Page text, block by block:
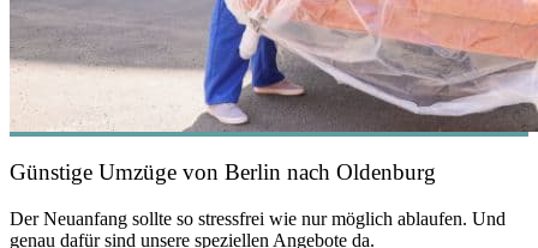
Günstige Umzüge von Berlin nach Oldenburg
Der Neuanfang sollte so stressfrei wie nur möglich ablaufen. Und
genau dafür sind unsere speziellen Angebote da.